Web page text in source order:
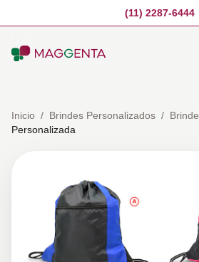
(11) 2287-6444
Inicio / Brindes Personalizados / Brinde
Personalizada